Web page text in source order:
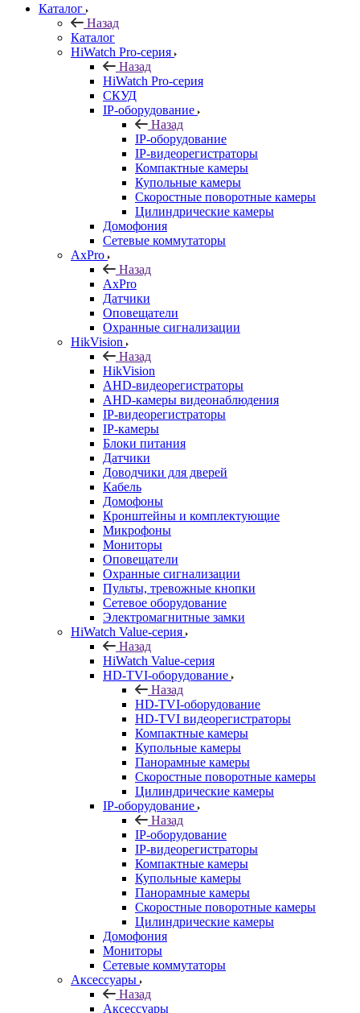
Каталог
Назад
Каталог
HiWatch Pro-серия
Назад
HiWatch Pro-серия
CКУД
IP-оборудование
Назад
IP-оборудование
IP-видеорегистраторы
Компактные камеры
Купольные камеры
Скоростные поворотные камеры
Цилиндрические камеры
Домофония
Сетевые коммутаторы
AxPro
Назад
AxPro
Датчики
Оповещатели
Охранные сигнализации
HikVision
Назад
HikVision
AHD-видеорегистраторы
AHD-камеры видеонаблюдения
IP-видеорегистраторы
IP-камеры
Блоки питания
Датчики
Доводчики для дверей
Кабель
Домофоны
Кронштейны и комплектующие
Микрофоны
Мониторы
Оповещатели
Охранные сигнализации
Пульты, тревожные кнопки
Сетевое оборудование
Электромагнитные замки
HiWatch Value-серия
Назад
HiWatch Value-серия
HD-TVI-оборудование
Назад
HD-TVI-оборудование
HD-TVI видеорегистраторы
Компактные камеры
Купольные камеры
Панорамные камеры
Скоростные поворотные камеры
Цилиндрические камеры
IP-оборудование
Назад
IP-оборудование
IP-видеорегистраторы
Компактные камеры
Купольные камеры
Панорамные камеры
Скоростные поворотные камеры
Цилиндрические камеры
Домофония
Мониторы
Сетевые коммутаторы
Аксессуары
Назад
Аксессуары